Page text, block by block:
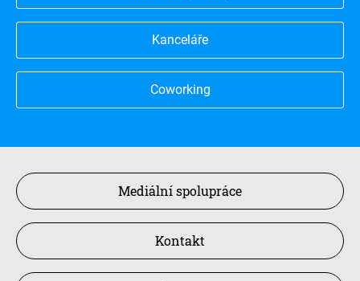
Kanceláře
Coworking
Mediální spolupráce
Kontakt